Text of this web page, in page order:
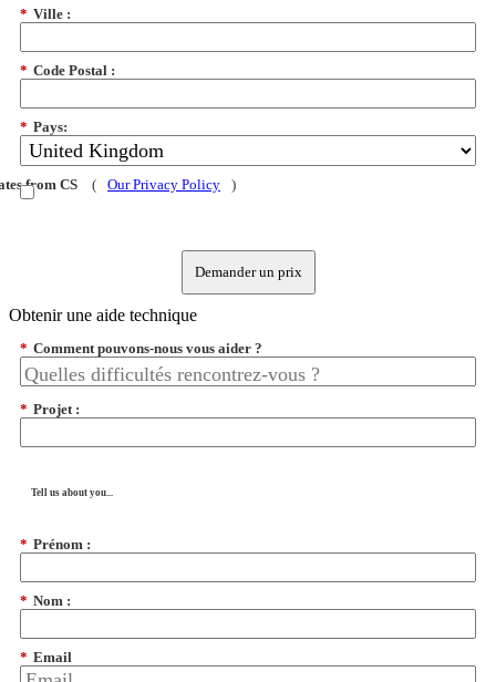
* Ville :
* Code Postal :
* Pays:
from CS ( Our Privacy Policy )
Demander un prix
Obtenir une aide technique
* Comment pouvons-nous vous aider ?
* Projet :
Tell us about you...
* Prénom :
* Nom :
* Email